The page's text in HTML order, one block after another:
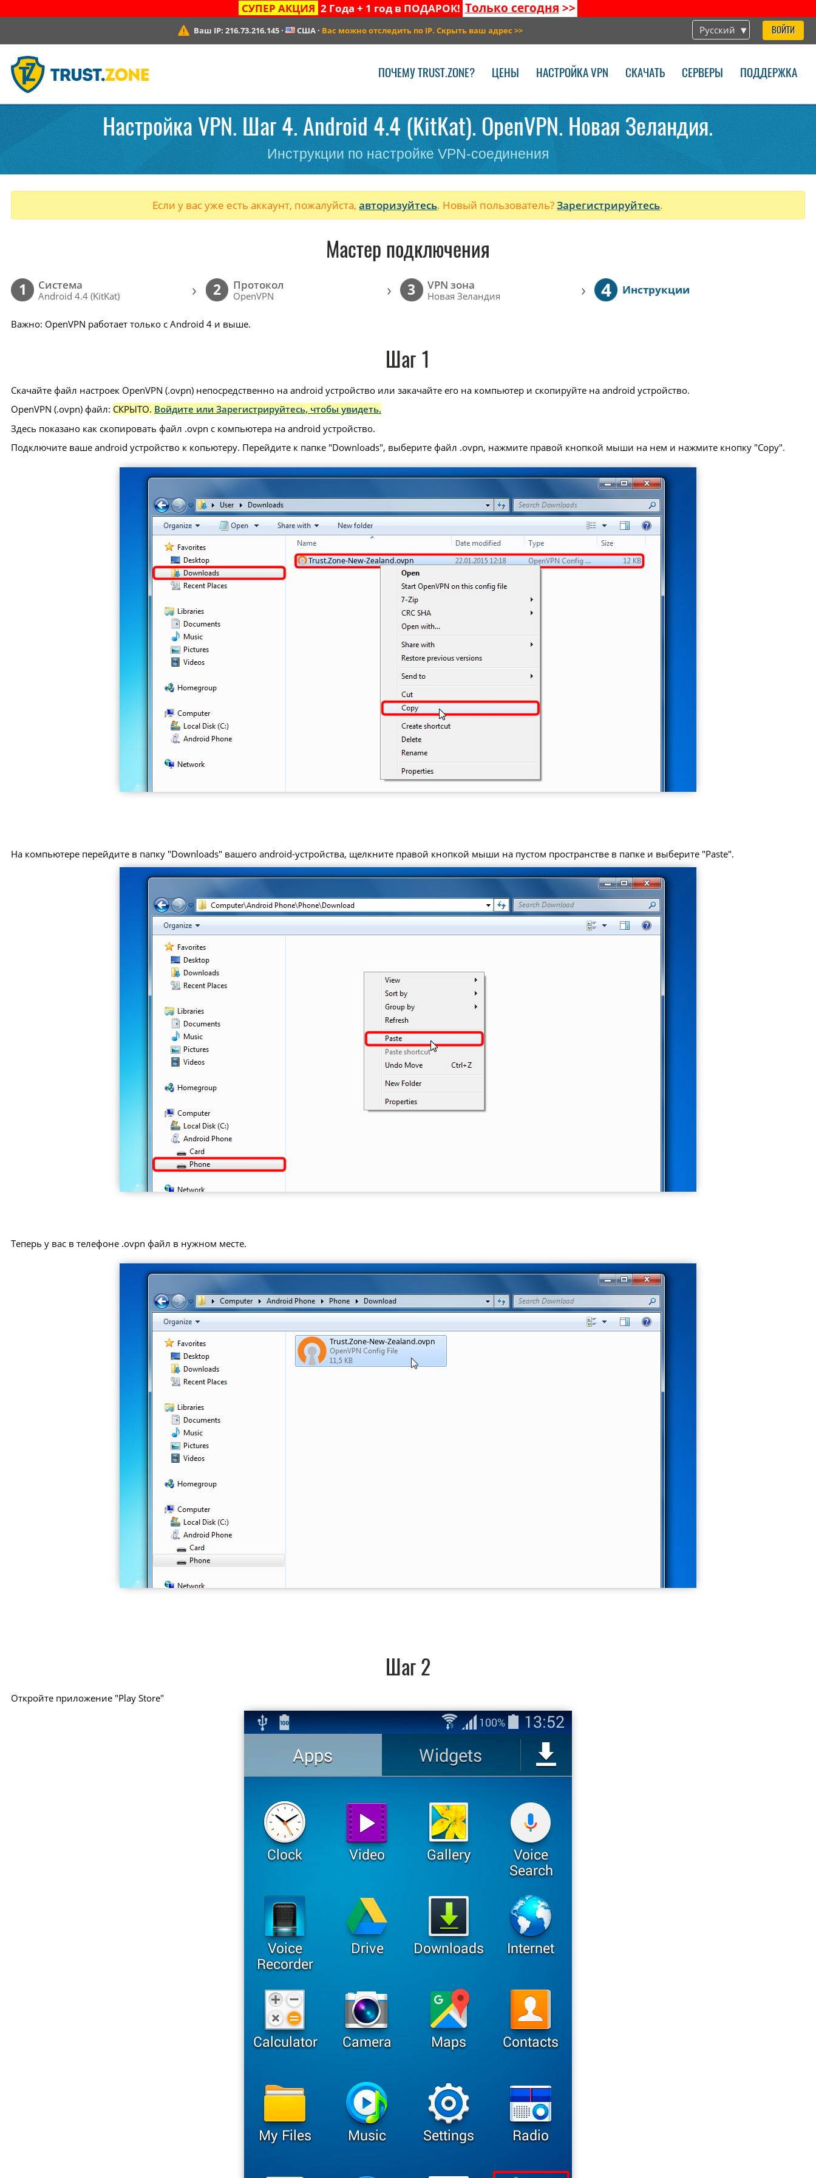
СУПЕР АКЦИЯ 2 Года + 1 год в ПОДАРОК! Только сегодня >>
Русский ВОЙТИ
Ваш IP:216.73.216.145 · США· Вас можно отследить по IP. Скрыть ваш адрес >>
ПОЧЕМУ TRUST.ZONE? ЦЕНЫ НАСТРОЙКА VPN СКАЧАТЬ СЕРВЕРЫ ПОДДЕРЖКА
Настройка VPN. Шаг 4. Android 4.4 (KitKat). OpenVPN. Новая Зеландия.
Инструкции по настройке VPN-соединения
Если у вас уже есть аккаунт, пожалуйста,авторизуйтесь. Новый пользователь?Зарегистрируйтесь.
Мастер подключения
1 Cистема
Android 4.4 (KitKat) › 2 Протокол
OpenVPN › 3 VPN зона
Новая Зеландия › 4 Инструкции
Важно: OpenVPN работает только с Android 4 и выше.
Шаг 1
Скачайте файл настроек OpenVPN (.ovpn) непосредственно на android устройство или закачайте его на компьютер и скопируйте на android устройство.
OpenVPN (.ovpn) файл: СКРЫТО. Войдите или Зарегистрируйтесь, чтобы увидеть.
Здесь показано как скопировать файл .ovpn с компьютера на android устройство.
Подключите ваше android устройство к копьютеру. Перейдите к папке "Downloads", выберите файл .ovpn, нажмите правой кнопкой мыши на нем и нажмите кнопку "Copy".
Trust.Zone-New-Zealand.ovpn
На компьютере перейдите в папку "Downloads" вашего android-устройства, щелкните правой кнопкой мыши на пустом пространстве в папке и выберите "Paste".
Теперь у вас в телефоне .ovpn файл в нужном месте.
Trust.Zone-New-Zealand.ovpn
Шаг 2
Откройте приложение "Play Store"